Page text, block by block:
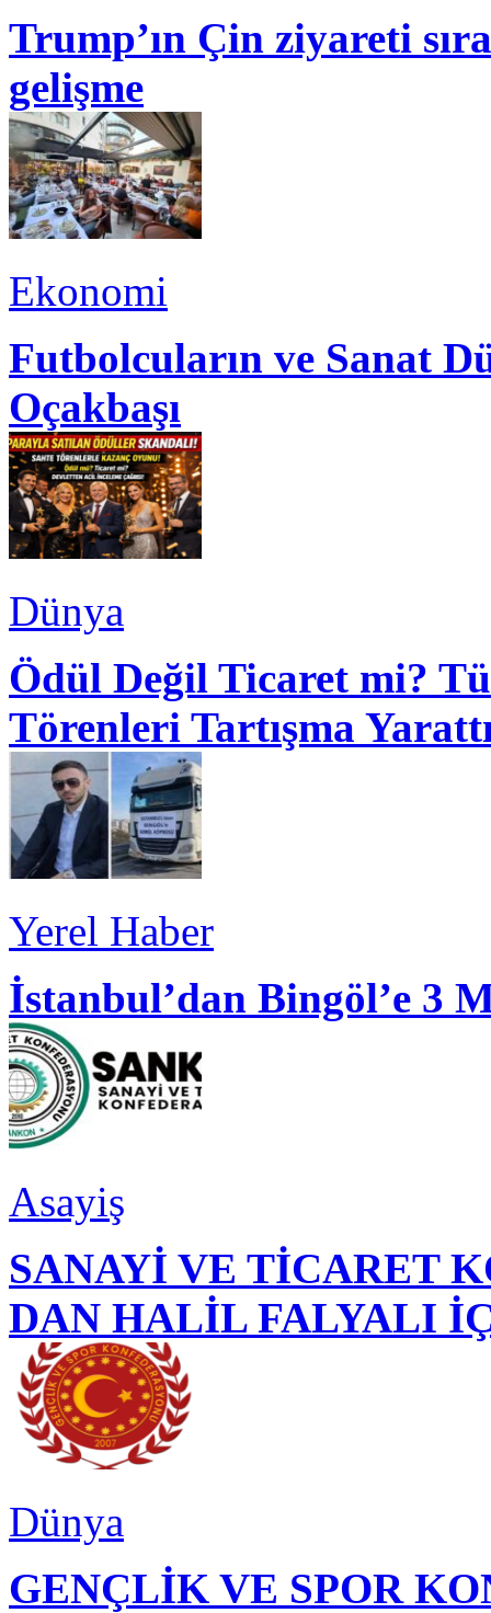
Trump’ın Çin ziyareti
gelişme
Ekonomi
Futbolcuların ve Sanat
Oçakbaşı
Dünya
Ödül Değil Ticaret mi?
Törenleri Tartışma
Yerel Haber
İstanbul’dan Bingöl’e 3
Asayiş
SANAYİ VE TİCARET
DAN HALİL FALYALI
Dünya
GENÇLİK VE SPOR